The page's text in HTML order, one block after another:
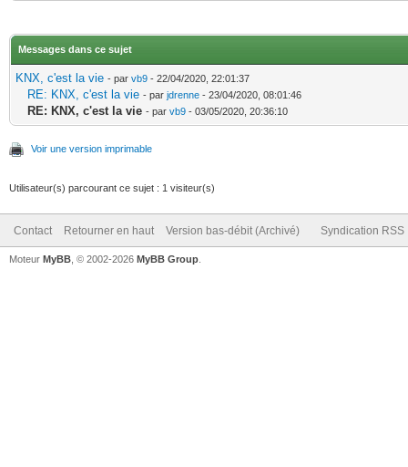
Messages dans ce sujet
KNX, c'est la vie - par vb9 - 22/04/2020, 22:01:37
RE: KNX, c'est la vie - par jdrenne - 23/04/2020, 08:01:46
RE: KNX, c'est la vie - par vb9 - 03/05/2020, 20:36:10
Voir une version imprimable
Utilisateur(s) parcourant ce sujet : 1 visiteur(s)
Contact Retourner en haut Version bas-débit (Archivé) Syndication RSS
Moteur MyBB , © 2002-2026 MyBB Group